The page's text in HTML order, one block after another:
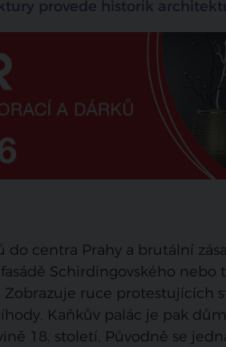
provede historik
centra Prahy a brutální
Schirdingovského nebo
ruce protestujících
Kaňkův palác je pak
18. století. Původně se